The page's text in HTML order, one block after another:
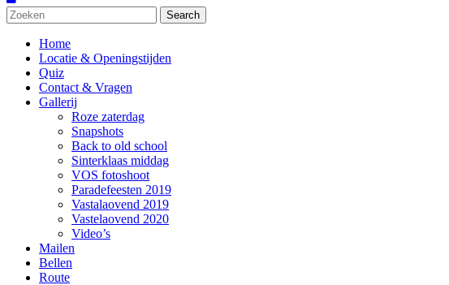
Search
Home
Locatie & Openingstijden
Quiz
Contact & Vragen
Gallerij
Roze zaterdag
Snapshots
Back to old school
Sinterklaas middag
VOS fotoshoot
Paradefeesten 2019
Vastalaovend 2019
Vastelaovend 2020
Video’s
Mailen
Bellen
Route